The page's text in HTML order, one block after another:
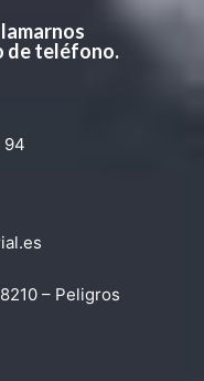
de teléfono.
94
– Peligros